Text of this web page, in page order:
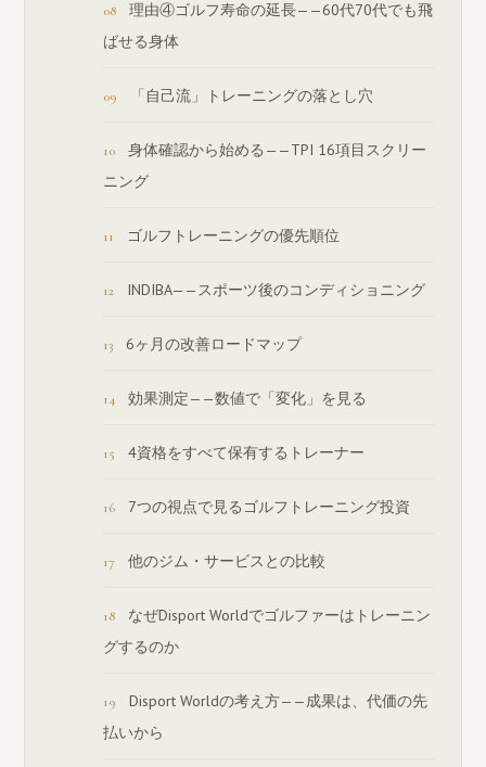
理由④ゴルフ寿命の延長——60代70代でも飛
ばせる身体
「自己流」トレーニングの落とし穴
身体確認から始める——TPI 16項目スクリー
ニング
ゴルフトレーニングの優先順位
INDIBA——スポーツ後のコンディショニング
6ヶ月の改善ロードマップ
効果測定——数値で「変化」を見る
4資格をすべて保有するトレーナー
7つの視点で見るゴルフトレーニング投資
他のジム・サービスとの比較
なぜDisport Worldでゴルファーはトレーニン
グするのか
Disport Worldの考え方——成果は、代価の先
払いから